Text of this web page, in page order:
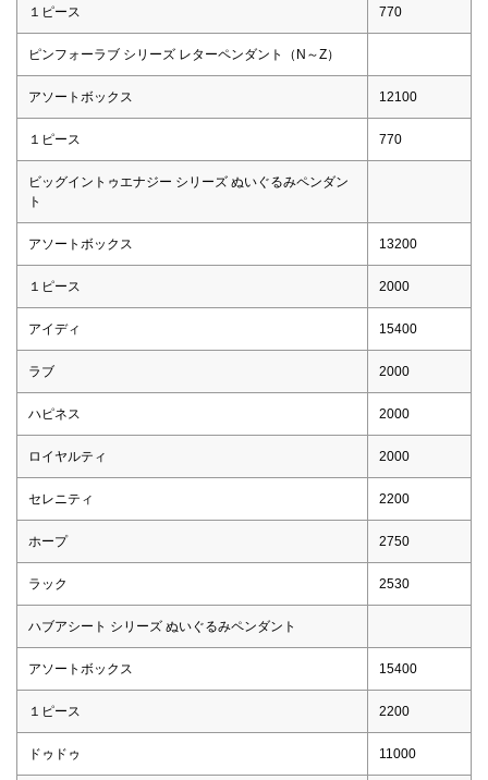
１ピース 770
ピンフォーラブ シリーズ レターペンダント（N～Z）
アソートボックス 12100
１ピース 770
ビッグイントゥエナジー シリーズ ぬいぐるみペンダン
ト
アソートボックス 13200
１ピース 2000
アイディ 15400
ラブ 2000
ハピネス 2000
ロイヤルティ 2000
セレニティ 2200
ホープ 2750
ラック 2530
ハブアシート シリーズ ぬいぐるみペンダント
アソートボックス 15400
１ピース 2200
ドゥドゥ 11000